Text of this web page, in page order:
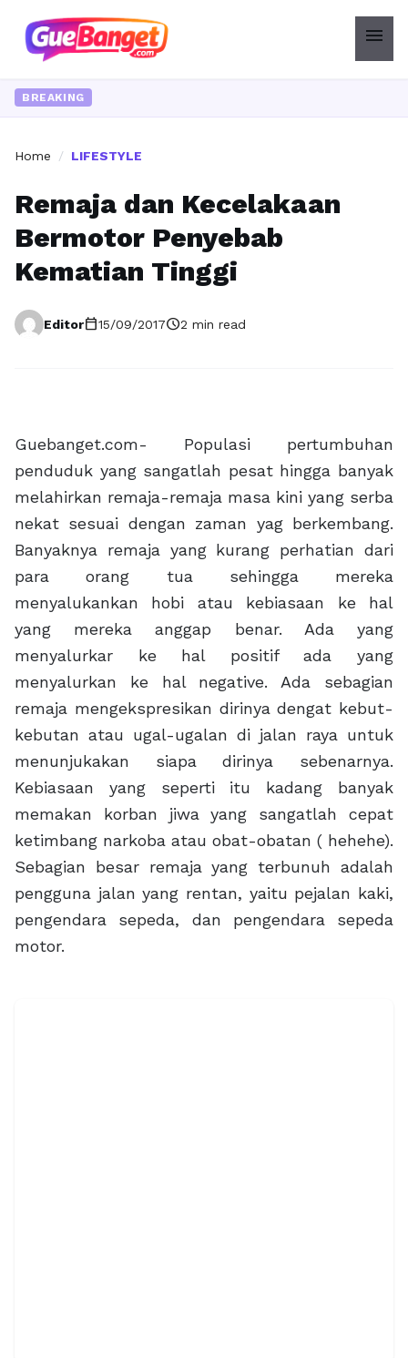
menu
BREAKING
Home / LIFESTYLE
Remaja dan Kecelakaan
Bermotor Penyebab
Kematian Tinggi
Editorcalendar_today15/09/2017schedule2 min read
Guebanget.com- Populasi pertumbuhan
penduduk yang sangatlah pesat hingga banyak
melahirkan remaja-remaja masa kini yang serba
nekat sesuai dengan zaman yag berkembang.
Banyaknya remaja yang kurang perhatian dari
para orang tua sehingga mereka
menyalukankan hobi atau kebiasaan ke hal
yang mereka anggap benar. Ada yang
menyalurkar ke hal positif ada yang
menyalurkan ke hal negative. Ada sebagian
remaja mengekspresikan dirinya dengat kebut-
kebutan atau ugal-ugalan di jalan raya untuk
menunjukakan siapa dirinya sebenarnya.
Kebiasaan yang seperti itu kadang banyak
memakan korban jiwa yang sangatlah cepat
ketimbang narkoba atau obat-obatan ( hehehe).
Sebagian besar remaja yang terbunuh adalah
pengguna jalan yang rentan, yaitu pejalan kaki,
pengendara sepeda, dan pengendara sepeda
motor.